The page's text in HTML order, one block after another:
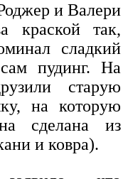
и Валери
краской так,
сладкий
пудинг. На
старую
на которую
сделана из
и ковра).